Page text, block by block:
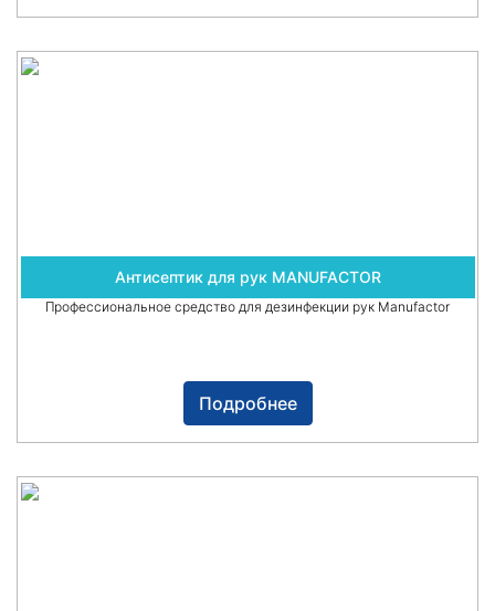
Антисептик для рук MANUFACTOR
Профессиональное средство для дезинфекции рук Manufactor
Подробнее